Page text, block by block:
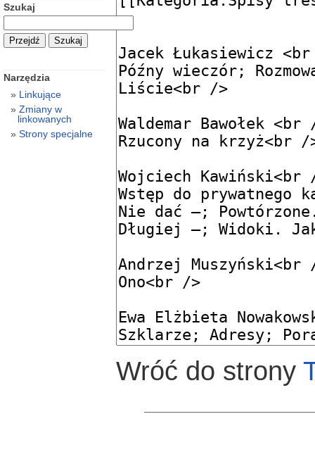
Wróć do strony
Szukaj
Narzędzia
Linkujące
Zmiany w
linkowanych
Strony specjalne